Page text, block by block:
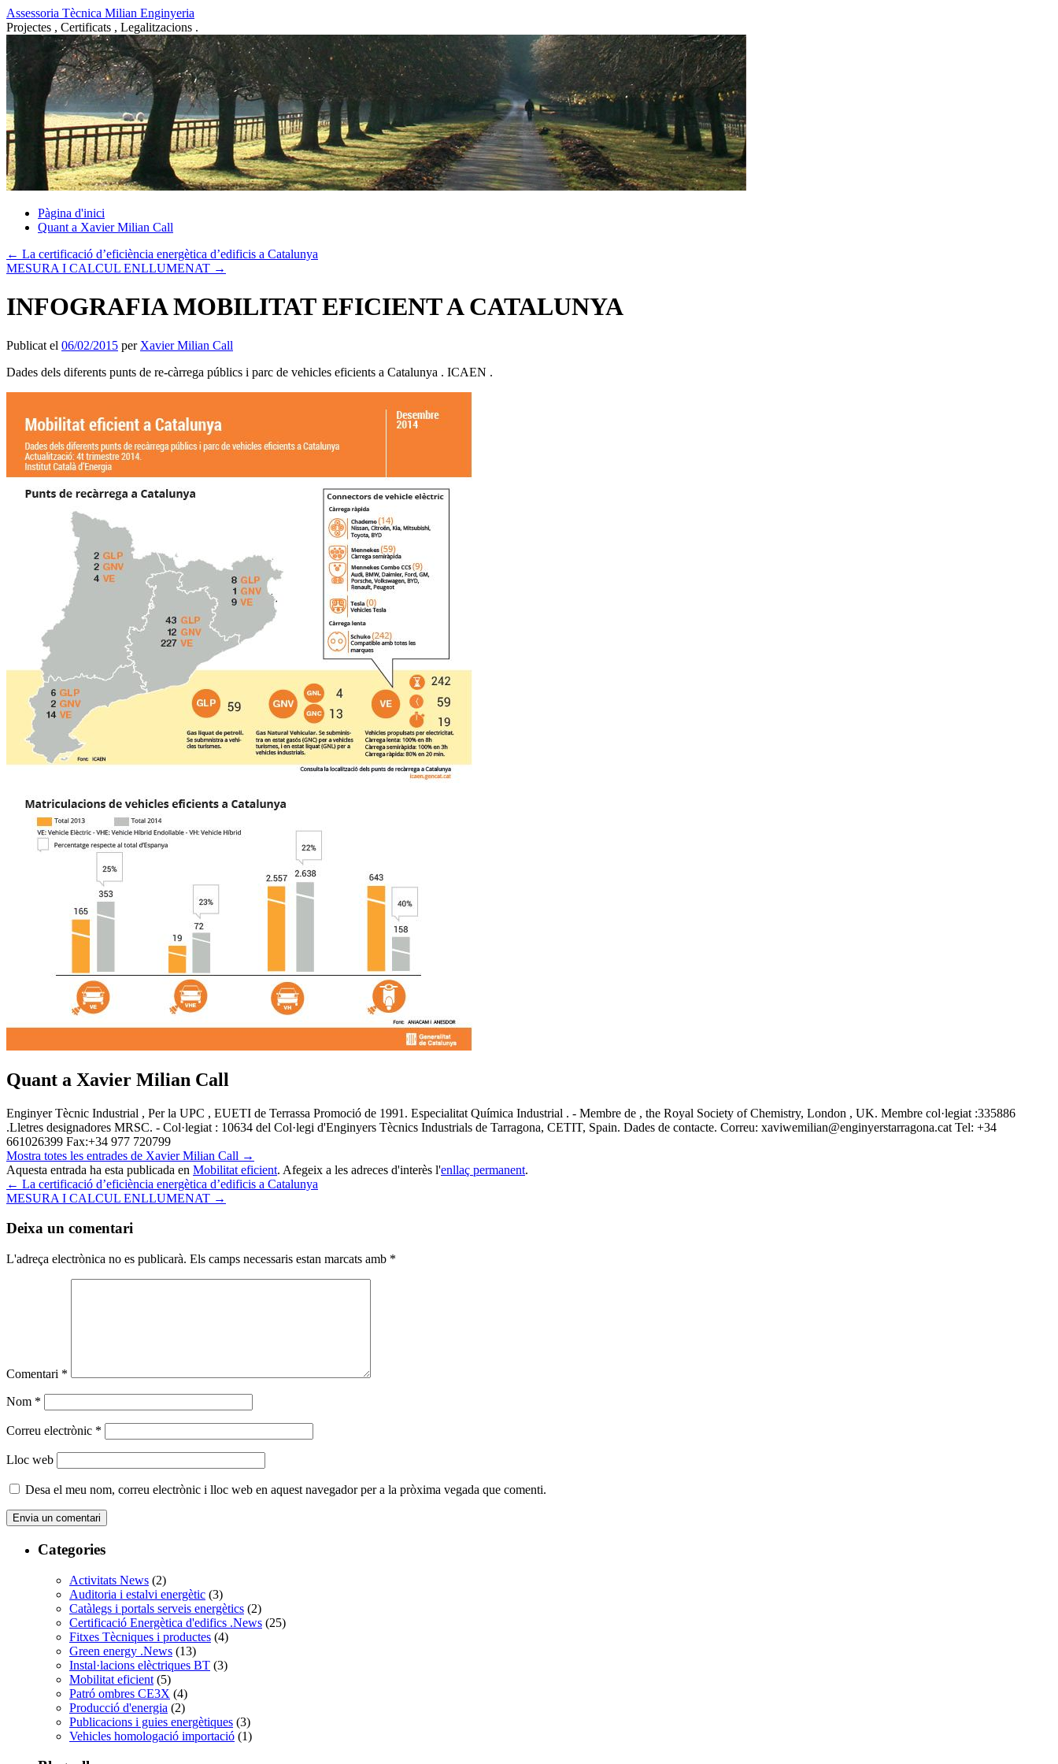
Vés
al
contingut
Assessoria Tècnica Milian Enginyeria
Projectes , Certificats , Legalitzacions .
Pàgina d'inici
Quant a Xavier Milian Call
← La certificació d’eficiència energètica d’edificis a Catalunya
MESURA I CALCUL ENLLUMENAT →
INFOGRAFIA MOBILITAT EFICIENT A CATALUNYA
Publicat el 06/02/2015 per Xavier Milian Call
Dades dels diferents punts de re-càrrega públics i parc de vehicles eficients a Catalunya . ICAEN .
Quant a Xavier Milian Call
Enginyer Tècnic Industrial , Per la UPC , EUETI de Terrassa Promoció de 1991. Especialitat Química Industrial . - Membre de , the Royal Society of Chemistry, London , UK. Membre col·legiat :335886
.Lletres designadores MRSC. - Col·legiat : 10634 del Col·legi d'Enginyers Tècnics Industrials de Tarragona, CETIT, Spain. Dades de contacte. Correu: xaviwemilian@enginyerstarragona.cat Tel: +34
661026399 Fax:+34 977 720799
Mostra totes les entrades de Xavier Milian Call →
Aquesta entrada ha esta publicada en Mobilitat eficient. Afegeix a les adreces d'interès l'enllaç permanent.
← La certificació d’eficiència energètica d’edificis a Catalunya
MESURA I CALCUL ENLLUMENAT →
Deixa un comentari
L'adreça electrònica no es publicarà. Els camps necessaris estan marcats amb *
Comentari *
Nom *
Correu electrònic *
Lloc web
Desa el meu nom, correu electrònic i lloc web en aquest navegador per a la pròxima vegada que comenti.
Categories
Activitats News (2)
Auditoria i estalvi energètic (3)
Catàlegs i portals serveis energètics (2)
Certificació Energètica d'edifics .News (25)
Fitxes Tècniques i productes (4)
Green energy .News (13)
Instal·lacions elèctriques BT (3)
Mobilitat eficient (5)
Patró ombres CE3X (4)
Producció d'energia (2)
Publicacions i guies energètiques (3)
Vehicles homologació importació (1)